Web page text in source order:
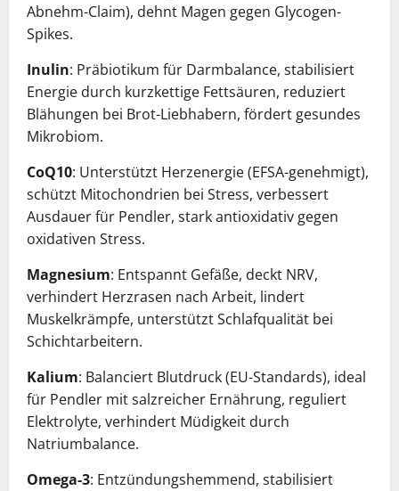
Abnehm-Claim), dehnt Magen gegen Glycogen-
Spikes.
Inulin: Präbiotikum für Darmbalance, stabilisiert
Energie durch kurzkettige Fettsäuren, reduziert
Blähungen bei Brot-Liebhabern, fördert gesundes
Mikrobiom.
CoQ10: Unterstützt Herzenergie (EFSA-genehmigt),
schützt Mitochondrien bei Stress, verbessert
Ausdauer für Pendler, stark antioxidativ gegen
oxidativen Stress.
Magnesium: Entspannt Gefäße, deckt NRV,
verhindert Herzrasen nach Arbeit, lindert
Muskelkrämpfe, unterstützt Schlafqualität bei
Schichtarbeitern.
Kalium: Balanciert Blutdruck (EU-Standards), ideal
für Pendler mit salzreicher Ernährung, reguliert
Elektrolyte, verhindert Müdigkeit durch
Natriumbalance.
Omega-3: Entzündungshemmend, stabilisiert